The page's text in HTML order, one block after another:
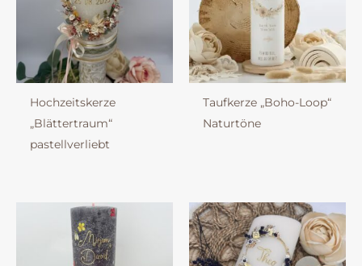
Hochzeitskerze
„Blättertraum“
pastellverliebt
Taufkerze „Boho-Loop“
Naturtöne